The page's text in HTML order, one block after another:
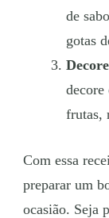
de
gotas
frutas,
Com essa
preparar um
ocasião. Seja